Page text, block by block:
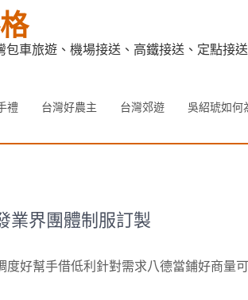
車旅遊、機場接送、高鐵接送、定點接
禮 台灣好農主 台灣郊遊 吳紹琥如何
業界團體制服訂製
好幫手借低利針對需求八德當鋪好商量